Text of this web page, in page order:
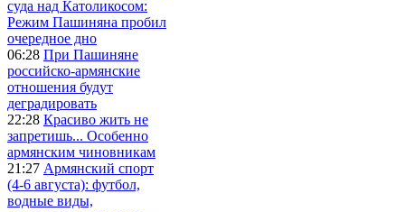
суда над Католикосом:
Режим Пашиняна пробил
очередное дно
06:28 При Пашиняне
российско-армянские
отношения будут
деградировать
22:28 Красиво жить не
запретишь... Особенно
армянским чиновникам
21:27 Армянский спорт
(4-6 августа): футбол,
водные виды,